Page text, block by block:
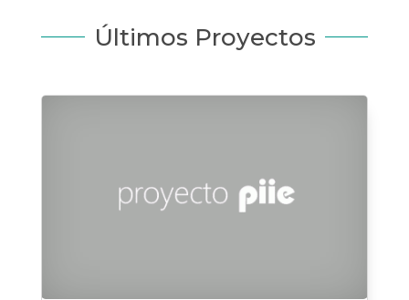
Últimos Proyectos